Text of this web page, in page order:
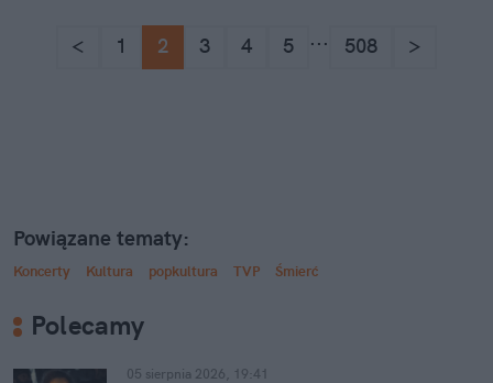
< 1 2 3 4 5 ... 508 >
Powiązane tematy:
Koncerty Kultura popkultura TVP Śmierć
Polecamy
05 sierpnia 2026, 19:41